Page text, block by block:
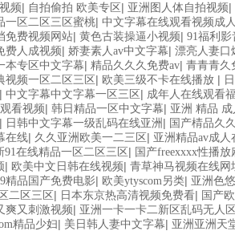
频| 自拍偷拍 欧美专区 | 亚洲图人体自拍视频|
一区二区三区蜜桃| 中文字幕在线观看视频成
免费视频网站| 黄色古装操逼小视频| 91福利
费人成视频| 娇妻素人av中文字幕| 漂亮人妻口
本专区中文字幕| 精品久久久免费av| 青青青久
视频一区二区三区 | 欧美三级不卡在线播放 |
| 中文字幕中文字幕一区三区 | 成年人在线观看
看视频| 韩日精品一区中文字幕| 亚洲 精品
| 日韩中文字幕一级乱码在线亚洲 | 国产棈品久
在线| 久久亚洲欧美一二三区 | 亚洲精品av成人
91在线精品一区二区三区 | 国产freexxxx性播放
| 欧美中文日韩在线视频| 青草神马视频在线网
精品国产免费电影| 欧美ytyscom另类| 亚洲色
二区三区 | 日本东京热高清视频免费看| 国产
爽又刺激视频| 亚洲一卡一卡二新区乱码无人
精品少妇| 美日韩人妻中文字幕| 亚洲亚洲天